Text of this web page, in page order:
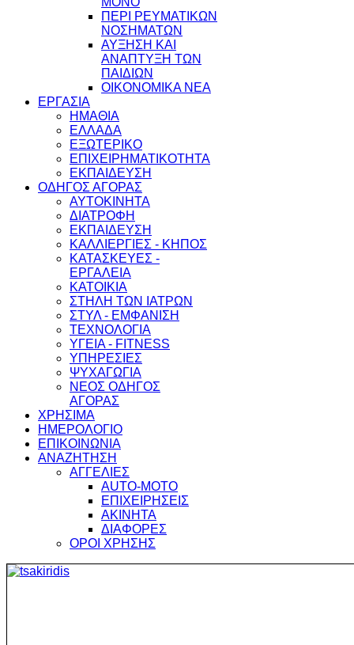
ΠΕΡΙ ΡΕΥΜΑΤΙΚΩΝ
ΝΟΣΗΜΑΤΩΝ
ΑΥΞΗΣΗ ΚΑΙ
ΑΝΑΠΤΥΞΗ ΤΩΝ
ΠΑΙΔΙΩΝ
ΟΙΚΟΝΟΜΙΚΑ ΝΕΑ
ΕΡΓΑΣΙΑ
ΗΜΑΘΙΑ
ΕΛΛΑΔΑ
ΕΞΩΤΕΡΙΚΟ
ΕΠΙΧΕΙΡΗΜΑΤΙΚΟΤΗΤΑ
ΕΚΠΑΙΔΕΥΣΗ
ΟΔΗΓΟΣ ΑΓΟΡΑΣ
ΑΥΤΟΚΙΝΗΤΑ
ΔΙΑΤΡΟΦΗ
ΕΚΠΑΙΔΕΥΣΗ
ΚΑΛΛΙΕΡΓΙΕΣ - ΚΗΠΟΣ
ΚΑΤΑΣΚΕΥΕΣ -
ΕΡΓΑΛΕΙΑ
ΚΑΤΟΙΚΙΑ
ΣΤΗΛΗ ΤΩΝ ΙΑΤΡΩΝ
ΣΤΥΛ - ΕΜΦΑΝΙΣΗ
ΤΕΧΝΟΛΟΓΙΑ
ΥΓΕΙΑ - FITNESS
ΥΠΗΡΕΣΙΕΣ
ΨΥΧΑΓΩΓΙΑ
ΝΕΟΣ ΟΔΗΓΟΣ
ΑΓΟΡΑΣ
ΧΡΗΣΙΜΑ
ΗΜΕΡΟΛΟΓΙΟ
ΕΠΙΚΟΙΝΩΝΙΑ
ΑΝΑΖΗΤΗΣΗ
ΑΓΓΕΛΙΕΣ
AUTO-MOTO
ΕΠΙΧΕΙΡΗΣΕΙΣ
ΑΚΙΝΗΤΑ
ΔΙΑΦΟΡΕΣ
ΟΡΟΙ ΧΡΗΣΗΣ